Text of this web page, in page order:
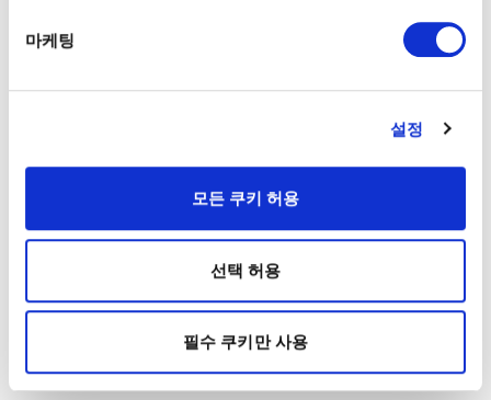
마케팅
설정
모든 쿠키 허용
선택 허용
필수 쿠키만 사용